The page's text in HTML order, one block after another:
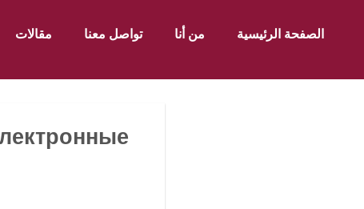
الصفحة الرئيسية من أنا تواصل معنا مقالات